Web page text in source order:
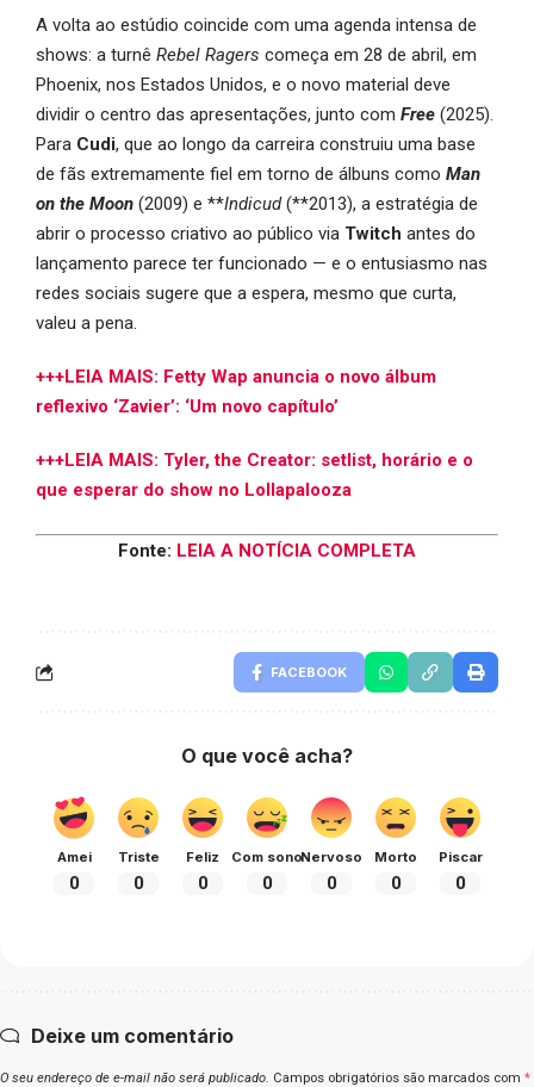
A volta ao estúdio coincide com uma agenda intensa de
shows: a turnê Rebel Ragers começa em 28 de abril, em
Phoenix, nos Estados Unidos, e o novo material deve
dividir o centro das apresentações, junto com Free (2025).
Para Cudi, que ao longo da carreira construiu uma base
de fãs extremamente fiel em torno de álbuns como Man
on the Moon (2009) e **Indicud(**2013), a estratégia de
abrir o processo criativo ao público via Twitch antes do
lançamento parece ter funcionado — e o entusiasmo nas
redes sociais sugere que a espera, mesmo que curta,
valeu a pena.
+++LEIA MAIS: Fetty Wap anuncia o novo álbum
reflexivo ‘Zavier’: ‘Um novo capítulo’
+++LEIA MAIS: Tyler, the Creator: setlist, horário e o
que esperar do show no Lollapalooza
Fonte: LEIA A NOTÍCIA COMPLETA
FACEBOOK
O que você acha?
Amei
0
Triste
0
Feliz
0
Com sono
0
Nervoso
0
Morto
0
Piscar
0
Deixe um comentário
O seu endereço de e-mail não será publicado. Campos obrigatórios são marcados com *